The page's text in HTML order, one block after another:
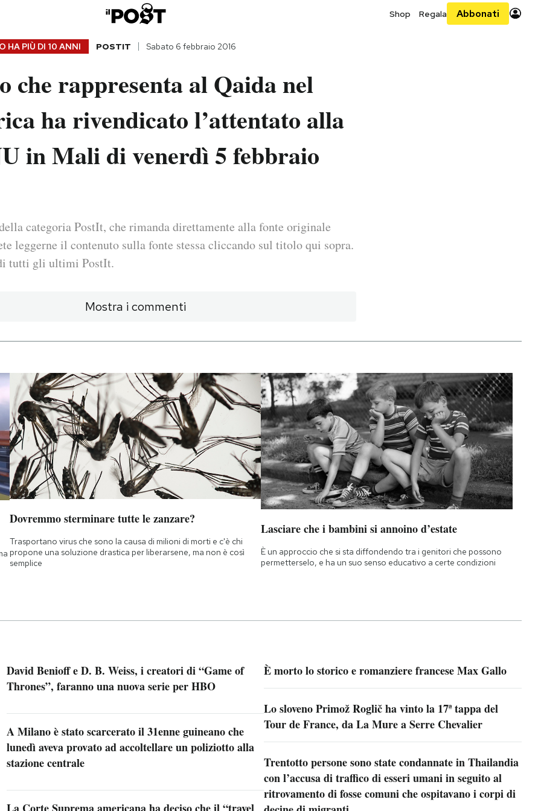
Shop Regala Abbonati
HA PIÙ DI 10 ANNI POSTIT Sabato 6 febbraio 2016
che rappresenta al Qaida nel
ha rivendicato l’attentato alla
in Mali di venerdì 5 febbraio
categoria PostIt, che rimanda direttamente alla fonte originale
leggerne il contenuto sulla fonte stessa cliccando sul titolo qui sopra.
tutti gli ultimi PostIt.
Mostra i commenti
Dovremmo sterminare tutte le zanzare?
Trasportano virus che sono la causa di milioni di morti e c'è chi
propone una soluzione drastica per liberarsene, ma non è così
semplice
Lasciare che i bambini si annoino d’estate
È un approccio che si sta diffondendo tra i genitori che possono
permetterselo, e ha un suo senso educativo a certe condizioni
David Benioff e D. B. Weiss, i creatori di “Game of
Thrones”, faranno una nuova serie per HBO
A Milano è stato scarcerato il 31enne guineano che
lunedì aveva provato ad accoltellare un poliziotto alla
stazione centrale
È morto lo storico e romanziere francese Max Gallo
Lo sloveno Primož Roglič ha vinto la 17ª tappa del
Tour de France, da La Mure a Serre Chevalier
Trentotto persone sono state condannate in Thailandia
con l’accusa di traffico di esseri umani in seguito al
ritrovamento di fosse comuni che ospitavano i corpi di